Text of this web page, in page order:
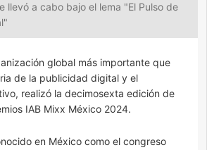
llevó a cabo bajo el lema "El Pulso de
global más importante que
de la publicidad digital y el
realizó la decimosexta edición de
IAB Mixx México 2024.
en México como el congreso